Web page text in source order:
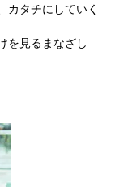
カタチにしていく
を見るまなざし